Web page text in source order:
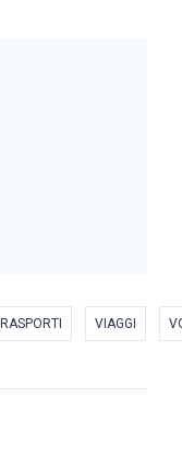
VIAGGI